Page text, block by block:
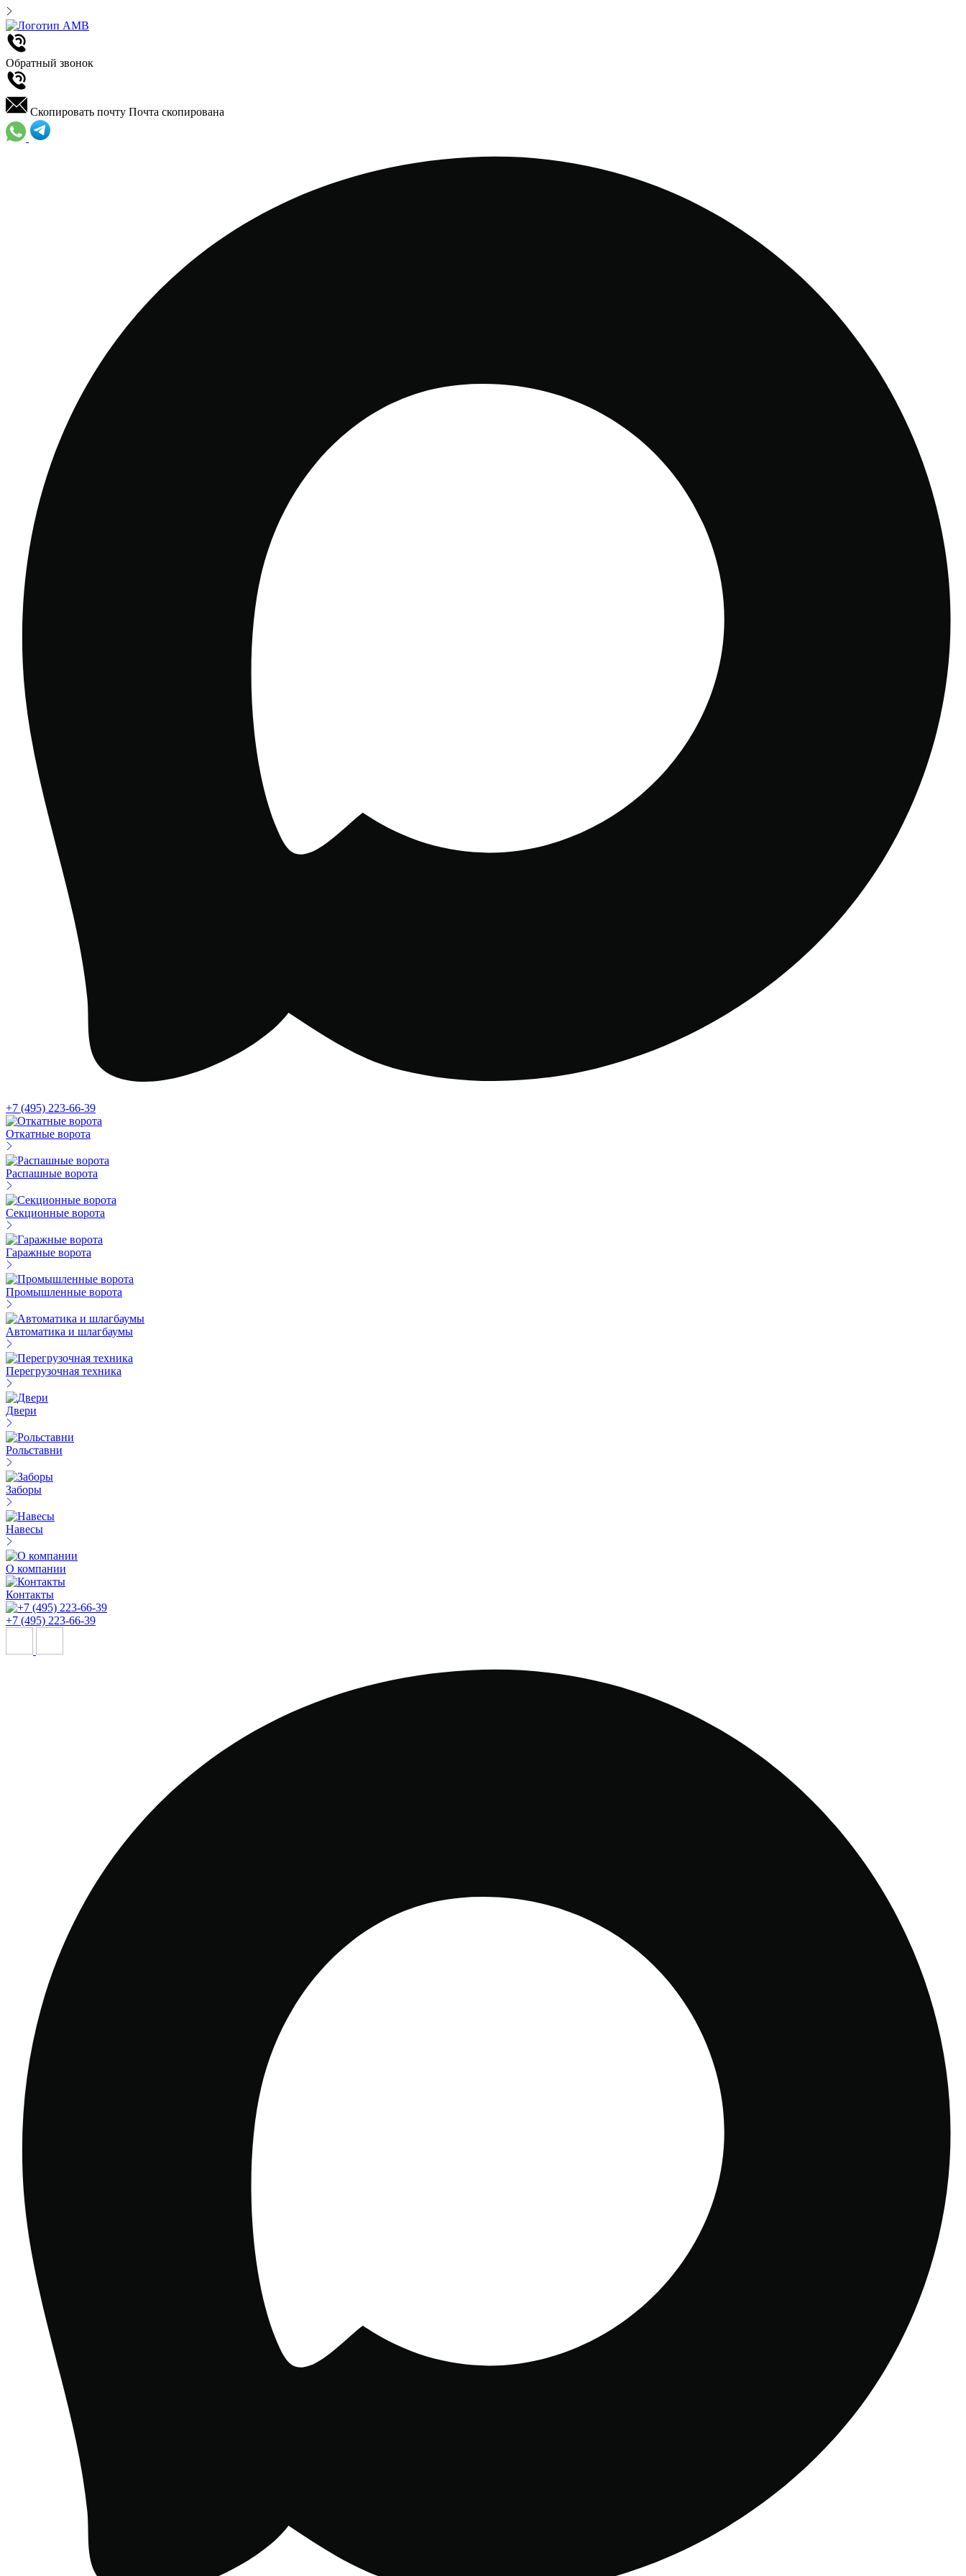
Обратный звонок
Скопировать почту Почта скопирована
+7 (495) 223-66-39
Откатные ворота
Распашные ворота
Секционные ворота
Гаражные ворота
Промышленные ворота
Автоматика и шлагбаумы
Перегрузочная техника
Двери
Рольставни
Заборы
Навесы
О компании
Контакты
+7 (495) 223-66-39